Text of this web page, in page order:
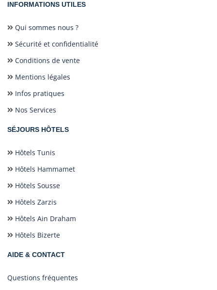
INFORMATIONS UTILES
Qui sommes nous ?
Sécurité et confidentialité
Conditions de vente
Mentions légales
Infos pratiques
Nos Services
SÉJOURS HÔTELS
Hôtels Tunis
Hôtels Hammamet
Hôtels Sousse
Hôtels Zarzis
Hôtels Ain Draham
Hôtels Bizerte
AIDE & CONTACT
Questions fréquentes